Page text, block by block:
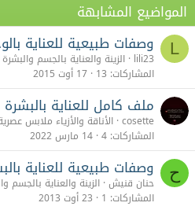
المواضيع المشابهة
L وصفات طبيعية للعناية
lili23 الزينة والعناية بالجسم
المشاركات 13 17 أوت 2015
ملف كامل للعناية
cosette الأناقة والأزياء ملابس
المشاركات 4 14 مارس 2022
ح وصفات طبيعية للعناية
حنان قنيش الزينة والعناية بالجسم
المشاركات 1 23 أوت 2013